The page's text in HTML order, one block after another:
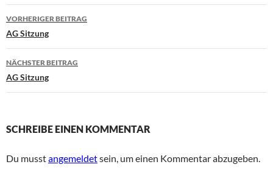
Beitragsnavigation
VORHERIGER BEITRAG
AG Sitzung
NÄCHSTER BEITRAG
AG Sitzung
SCHREIBE EINEN KOMMENTAR
Du musstangemeldetsein, um einen Kommentar abzugeben.